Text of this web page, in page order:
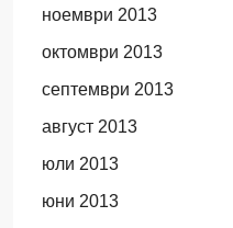
ноември 2013
октомври 2013
септември 2013
август 2013
юли 2013
юни 2013